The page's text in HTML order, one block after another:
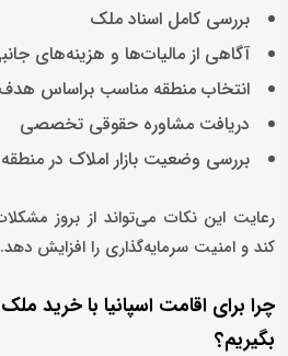
بررسی کامل اسناد ملک
آگاهی از مالیات‌ها و هزینه‌های
انتخاب منطقه مناسب براساس هدف
دریافت مشاوره حقوقی تخصصی
بررسی وضعیت بازار املاک در
رعایت این نکات می‌تواند از بروز
کند و امنیت سرمایه‌گذاری را افزایش دهد.
چرا برای اقامت اسپانیا با خرید
بگیریم؟